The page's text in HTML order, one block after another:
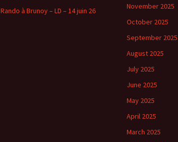
Rando à Brunoy – LD – 14 juin 26
November 2025
October 2025
September 2025
August 2025
July 2025
June 2025
May 2025
April 2025
March 2025